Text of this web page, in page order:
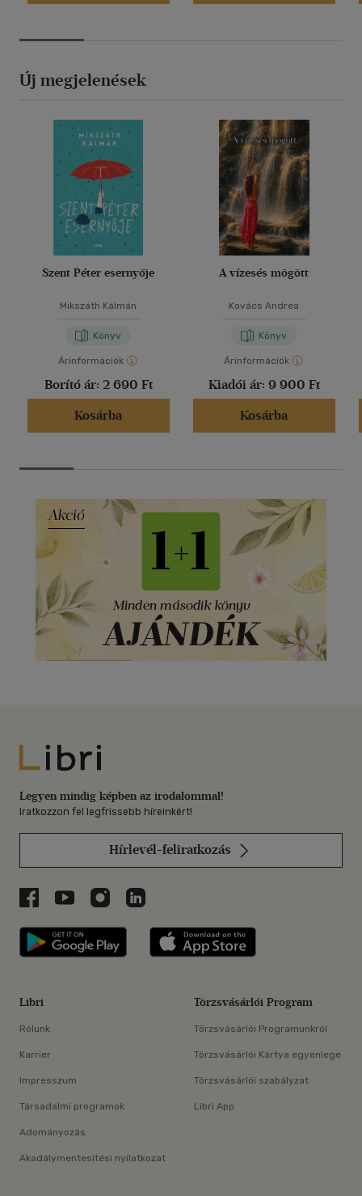
Új megjelenések
Szent Péter esernyője
Mikszáth Kálmán
Könyv
Árinformációk
Borító ár: 2 690 Ft
Kosárba
A vízesés mögött
Kovács Andrea
Könyv
Árinformációk
Kiadói ár: 9 900 Ft
Kosárba
Libri
Legyen mindig képben az irodalommal!
Iratkozzon fel legfrissebb híreinkért!
Hírlevél-feliratkozás
Libri a Facebookon
Libri a Youtube-on
Libri az Instagramon
Libri a LinkedInen
Libri applikáció Szerezd meg: Google
Libri
Rólunk
Karrier
Impresszum
Társadalmi programok
Adományozás
Akadálymentesítési nyilatkozat
Törzsvásárlói Program
Törzsvásárlói Programunkról
Törzsvásárlói Kártya egyenlege
Törzsvásárlói szabályzat
Libri App